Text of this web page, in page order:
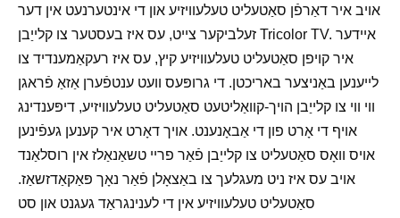
אויב איר דאַרפֿן סאַטעליט טעלעוויזיע און די אינטערנעט אין דער
זעלביקער צייט, עס איז בעסטער צו קלייַבן Tricolor TV. איידער
איר קויפן סאַטעליט טעלעוויזיע קיץ, עס איז רעקאַמענדיד צו
לייענען באַניצער באריכטן. די גרופּעס וועט ענטפֿערן אַזאַ פֿראגן
ווי ווי צו קלייַבן הויך-קוואַליטעט סאַטעליט טעלעוויזיע, דיפּענדינג
אויף די אָרט פון די אַבאָנענט. אויך דאָרט איר קענען געפֿינען
אויס וואָס סאַטעליט צו קלייַבן פֿאַר פריי טשאַנאַלז אין רוסלאַנד
אויב עס איז ניט מעגלעך צו באַצאָלן פֿאַר נאָך פּאַקאַדזשאַז.
סאַטעליט טעלעוויזיע אין די לענינגראַד געגנט און סט